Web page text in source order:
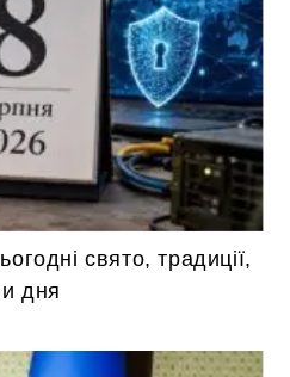
свято, традиції,
дня